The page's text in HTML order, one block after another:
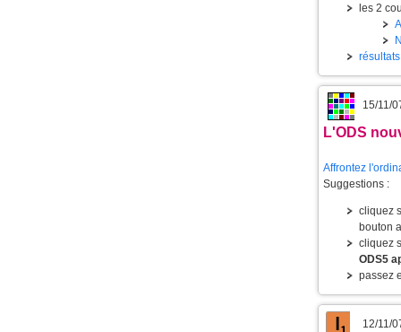
les 2
15/11/
L'ODS
Affrontez
Suggestions :
cliquez
bouton
cliquez
ODS5
passez
12/11/